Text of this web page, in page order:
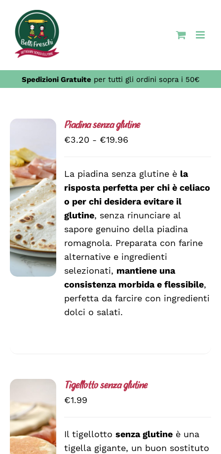
contenuto
Spedizioni Gratuiteper tutti gli ordini sopra i 50€
SCEGLI
QUESTO
PRODOTTO
HA
PIÙ
VARIANTI.
LE
OPZIONI
POSSONO
/
DETTAGLI
Piadina senza glutine
€3.20 - €19.96
€3.20
a
La piadina senza glutine è la
risposta perfetta per chi è celiaco
o per chi desidera evitare il
glutine, senza rinunciare al
sapore genuino della piadina
romagnola. Preparata con farine
alternative e ingredienti
selezionati, mantiene una
consistenza morbida e flessibile,
perfetta da farcire con ingredienti
dolci o salati.
AGGIUNGI
AL
Tigellotto senza glutine
€1.99
Il tigellottosenza glutine è una
tigella gigante, un buon sostituto